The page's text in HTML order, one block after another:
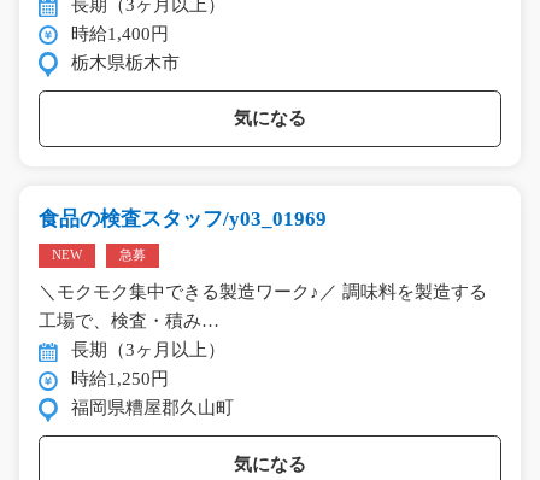
長期（3ヶ月以上）
時給1,400円
栃木県栃木市
気になる
食品の検査スタッフ/y03_01969
NEW 急募
＼モクモク集中できる製造ワーク♪／ 調味料を製造する
工場で、検査・積み…
長期（3ヶ月以上）
時給1,250円
福岡県糟屋郡久山町
気になる